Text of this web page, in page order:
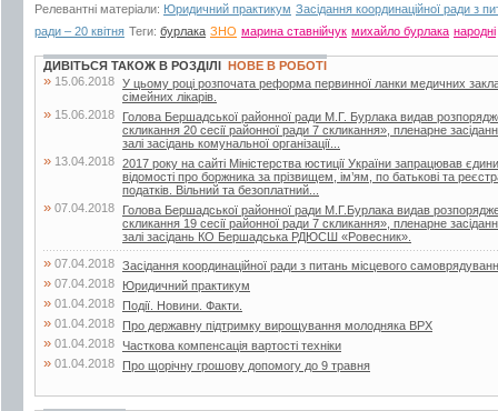
Релевантні матеріали: Юридичний практикум Засідання координаційної ради з
ради – 20 квітня Теги: бурлака ЗНО марина ставнійчук михайло бурлака народні
ДИВІТЬСЯ ТАКОЖ В РОЗДІЛІ НОВЕ В РОБОТІ
» 15.06.2018 У цьому році розпочата реформа первинної ланки медичних
сімейних лікарів.
» 15.06.2018
Голова Бершадської районної ради М.Г. Бурлака видав
скликання 20 сесії районної ради 7 скликання», пленарне
залі засідань комунальної організації...
» 13.04.2018 2017 року на сайті Міністерства юстиції України запрацював
відомості про боржника за прізвищем, ім’ям, по батькові та
податків. Вільний та безоплатний...
» 07.04.2018
Голова Бершадської районної ради М.Г.Бурлака видав
скликання 19 сесії районної ради 7 скликання», пленарне
залі засідань КО Бершадська РДЮСШ «Ровесник».
» 07.04.2018 Засідання координаційної ради з питань місцевого
» 07.04.2018 Юридичний практикум
» 01.04.2018 Події. Новини. Факти.
» 01.04.2018 Про державну підтримку вирощування молодняка ВРХ
» 01.04.2018 Часткова компенсація вартості техніки
» 01.04.2018 Про щорічну грошову допомогу до 9 травня